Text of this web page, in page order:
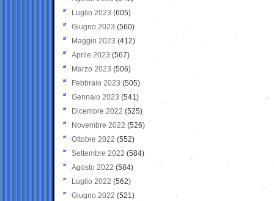
Luglio 2023 (605)
Giugno 2023 (560)
Maggio 2023 (412)
Aprile 2023 (567)
Marzo 2023 (506)
Febbraio 2023 (505)
Gennaio 2023 (541)
Dicembre 2022 (525)
Novembre 2022 (526)
Ottobre 2022 (552)
Settembre 2022 (584)
Agosto 2022 (584)
Luglio 2022 (562)
Giugno 2022 (521)